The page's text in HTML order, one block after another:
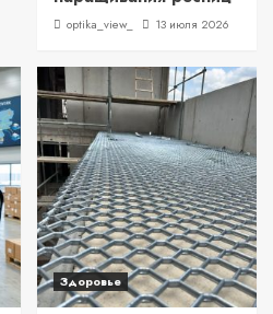
optika_view_ 13 июля 2026
Здоровье